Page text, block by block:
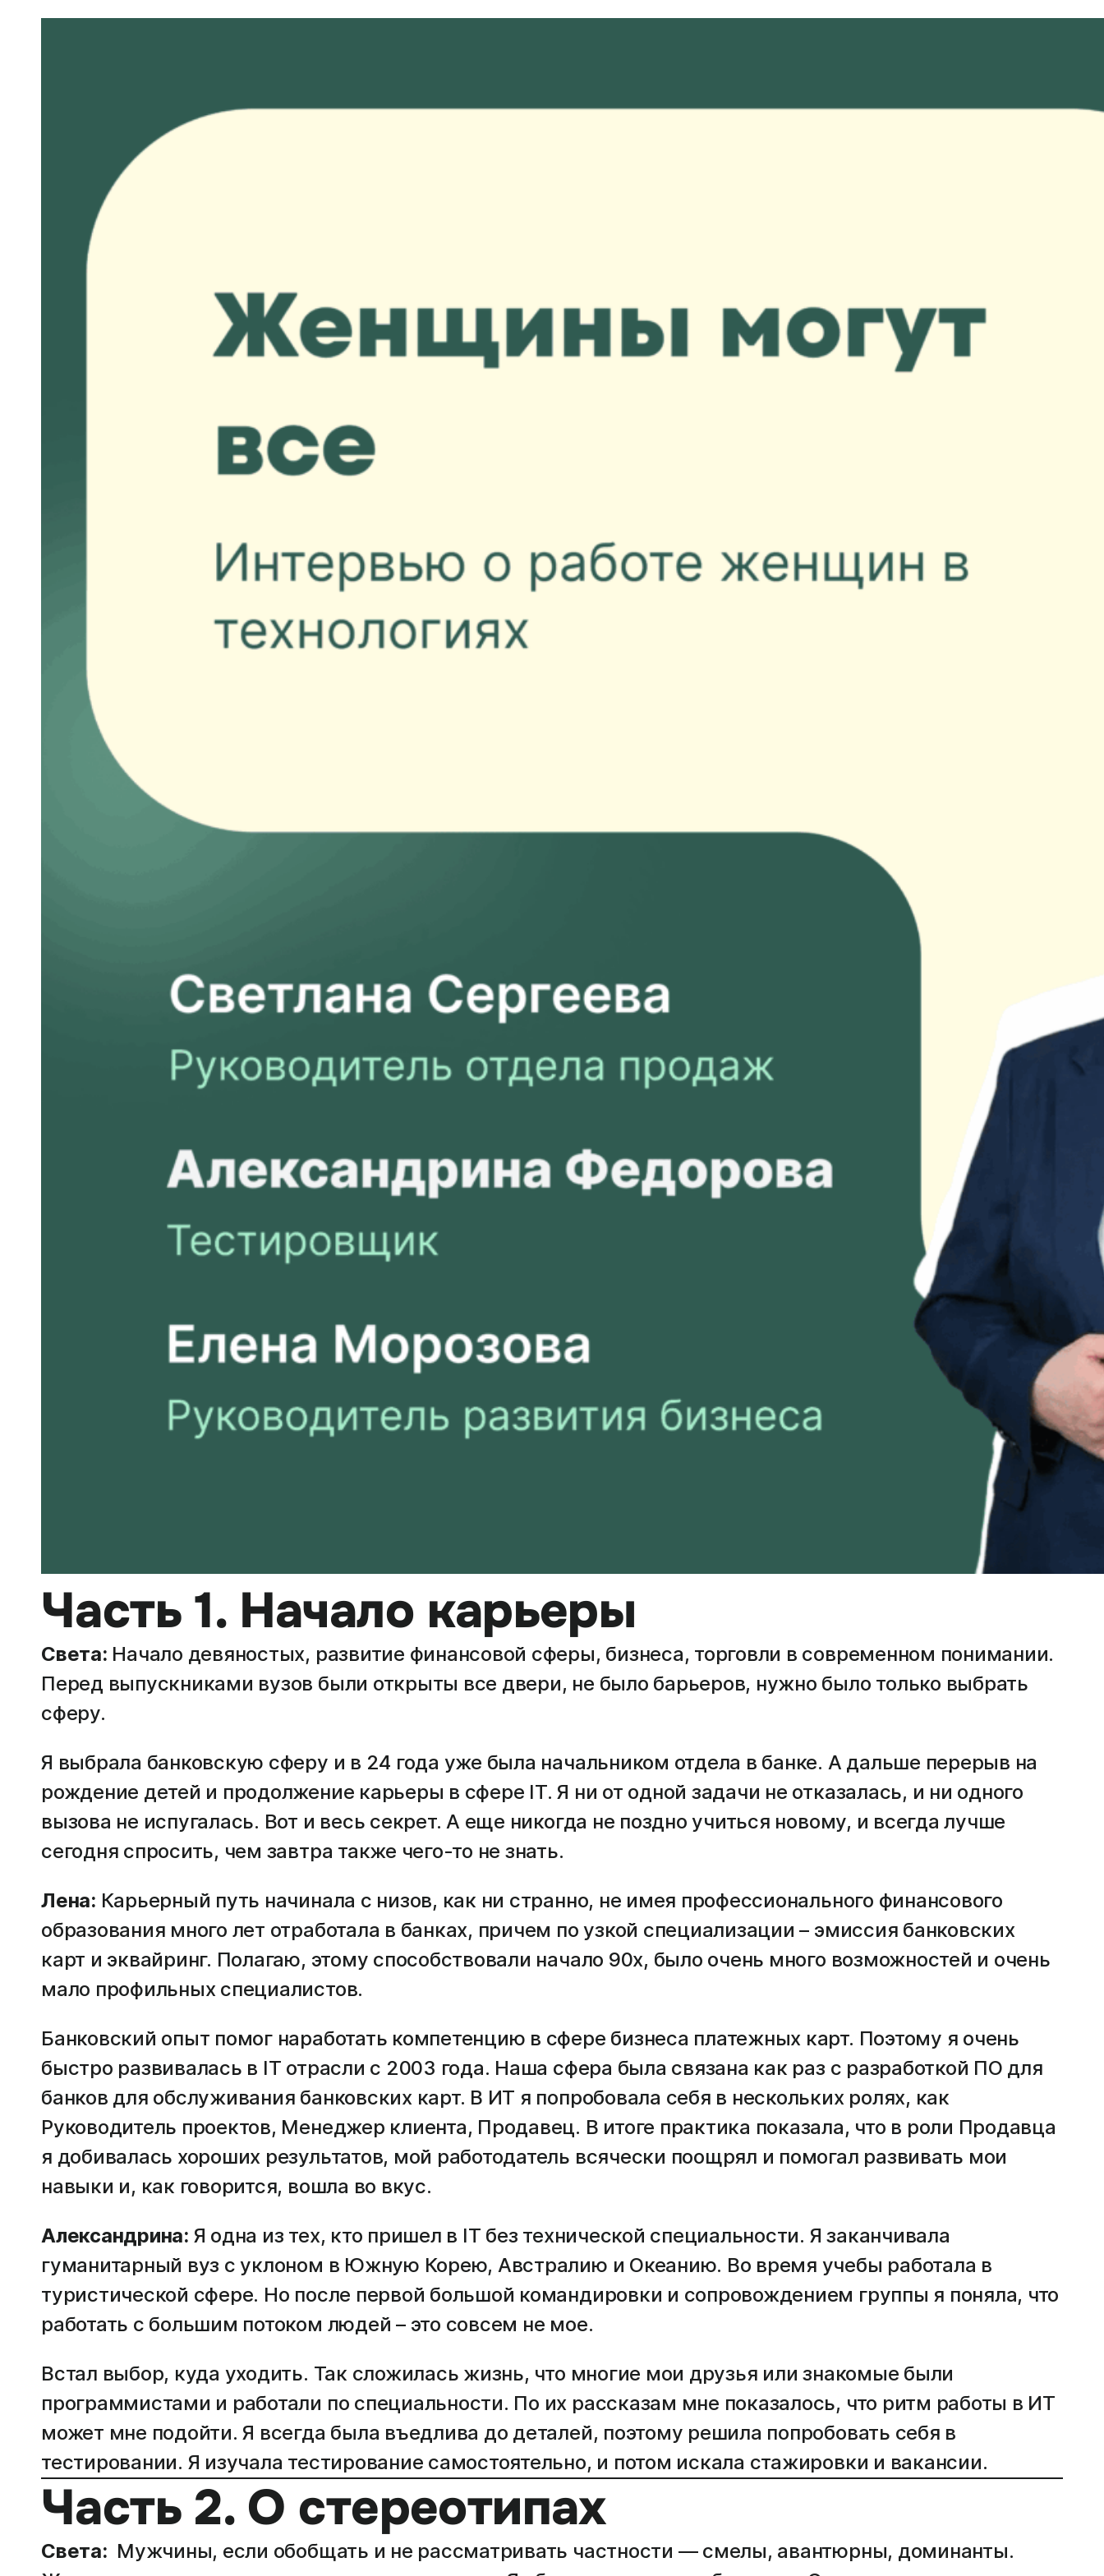
Часть 1. Начало карьеры
Света: Начало девяностых, развитие финансовой сферы, бизнеса, торговли в современном понимании.
Перед выпускниками вузов были открыты все двери, не было барьеров, нужно было только выбрать
сферу.
Я выбрала банковскую сферу и в 24 года уже была начальником отдела в банке. А дальше перерыв на
рождение детей и продолжение карьеры в сфере IT. Я ни от одной задачи не отказалась, и ни одного
вызова не испугалась. Вот и весь секрет. А еще никогда не поздно учиться новому, и всегда лучше
сегодня спросить, чем завтра также чего-то не знать.
Лена: Карьерный путь начинала с низов, как ни странно, не имея профессионального финансового
образования много лет отработала в банках, причем по узкой специализации – эмиссия банковских
карт и эквайринг. Полагаю, этому способствовали начало 90х, было очень много возможностей и очень
мало профильных специалистов.
Банковский опыт помог наработать компетенцию в сфере бизнеса платежных карт. Поэтому я очень
быстро развивалась в IT отрасли с 2003 года. Наша сфера была связана как раз с разработкой ПО для
банков для обслуживания банковских карт. В ИТ я попробовала себя в нескольких ролях, как
Руководитель проектов, Менеджер клиента, Продавец. В итоге практика показала, что в роли Продавца
я добивалась хороших результатов, мой работодатель всячески поощрял и помогал развивать мои
навыки и, как говорится, вошла во вкус.
Александрина: Я одна из тех, кто пришел в IT без технической специальности. Я заканчивала
гуманитарный вуз с уклоном в Южную Корею, Австралию и Океанию. Во время учебы работала в
туристической сфере. Но после первой большой командировки и сопровождением группы я поняла, что
работать с большим потоком людей – это совсем не мое.
Встал выбор, куда уходить. Так сложилась жизнь, что многие мои друзья или знакомые были
программистами и работали по специальности. По их рассказам мне показалось, что ритм работы в ИТ
может мне подойти. Я всегда была въедлива до деталей, поэтому решила попробовать себя в
тестировании. Я изучала тестирование самостоятельно, и потом искала стажировки и вакансии.
Часть 2. О стереотипах
Света: Мужчины, если обобщать и не рассматривать частности — смелы, авантюрны, доминанты.